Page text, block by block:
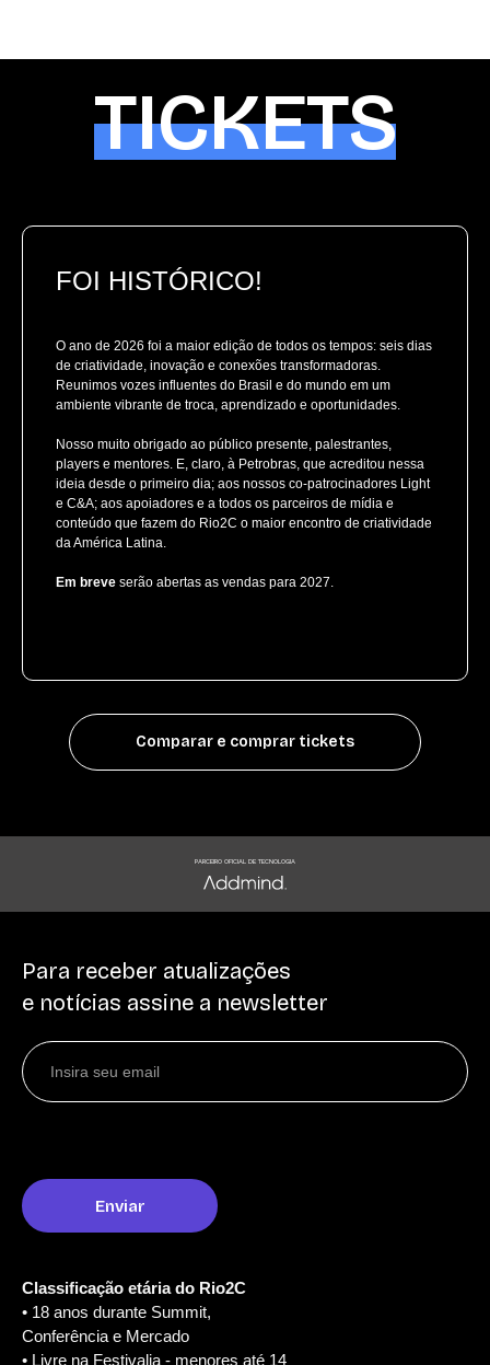
TICKETS
FOI HISTÓRICO!
O ano de 2026 foi a maior edição de todos os tempos: seis dias
de criatividade, inovação e conexões transformadoras.
Reunimos vozes influentes do Brasil e do mundo em um
ambiente vibrante de troca, aprendizado e oportunidades.
Nosso muito obrigado ao público presente, palestrantes,
players e mentores. E, claro, à Petrobras, que acreditou nessa
ideia desde o primeiro dia; aos nossos co-patrocinadores Light
e C&A; aos apoiadores e a todos os parceiros de mídia e
conteúdo que fazem do Rio2C o maior encontro de criatividade
da América Latina.
Em breve serão abertas as vendas para 2027.
Comparar e comprar tickets
PARCEIRO OFICIAL DE TECNOLOGIA
Para receber atualizações
e notícias assine a newsletter
Classificação etária do Rio2C
• 18 anos durante Summit,
Conferência e Mercado
• Livre na Festivalia - menores até 14